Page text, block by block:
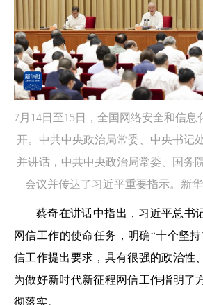
7月14日至15日，全国网络安全和信息
开。中共中央政治局常委、中央书记
并讲话，中共中央政治局常委、国务
会议并传达了习近平重要指示。新
蔡奇在讲话中指出，习近平总书
网信工作的使命任务，明确“十个坚
信工作提出要求，具有很强的政治性
为做好新时代新征程网信工作指明了
彻落实。